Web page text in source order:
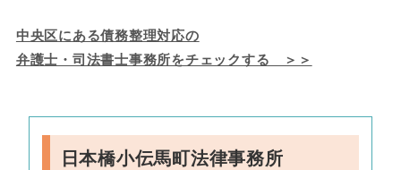
中央区にある債務整理対応の
弁護士・司法書士事務所をチェックする ＞＞
日本橋小伝馬町法律事務所